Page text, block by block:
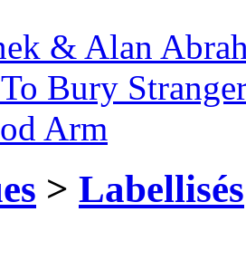
& Alan
Bury
Arm
> Labellisés